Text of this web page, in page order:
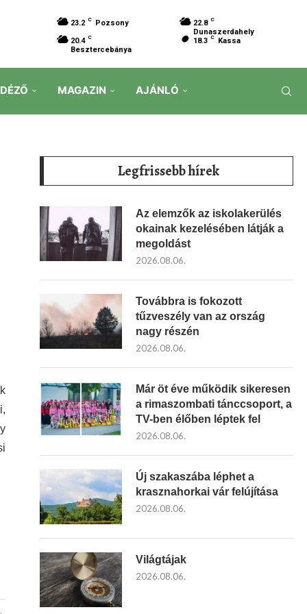
23.2 C Pozsony 22.8 C
Dunaszerdahely
20.4 C
Besztercebánya
18.3 C Kassa
MAGAZIN AJÁNLÓ
Legfrissebb hírek
Az elemzők az iskolakerülés
okainak kezelésében látják a
megoldást
2026.08.06.
Továbbra is fokozott
tűzveszély van az ország
nagy részén
2026.08.06.
Már öt éve működik sikeresen
a rimaszombati tánccsoport, a
TV-ben élőben léptek fel
2026.08.06.
Új szakaszába léphet a
krasznahorkai vár felújítása
2026.08.06.
Világtájak
2026.08.06.